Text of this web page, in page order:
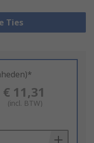
Ties
€ 11,31
(incl. BTW)